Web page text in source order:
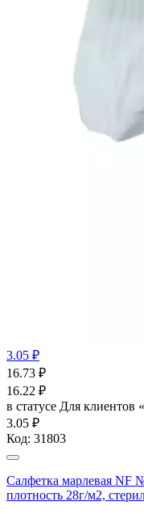
3.05 ₽
16.73 ₽
16.22 ₽
в статусе Для клиентов
3.05 ₽
Код: 31803
Салфетка марлевая NF
плотность 28г/м2,